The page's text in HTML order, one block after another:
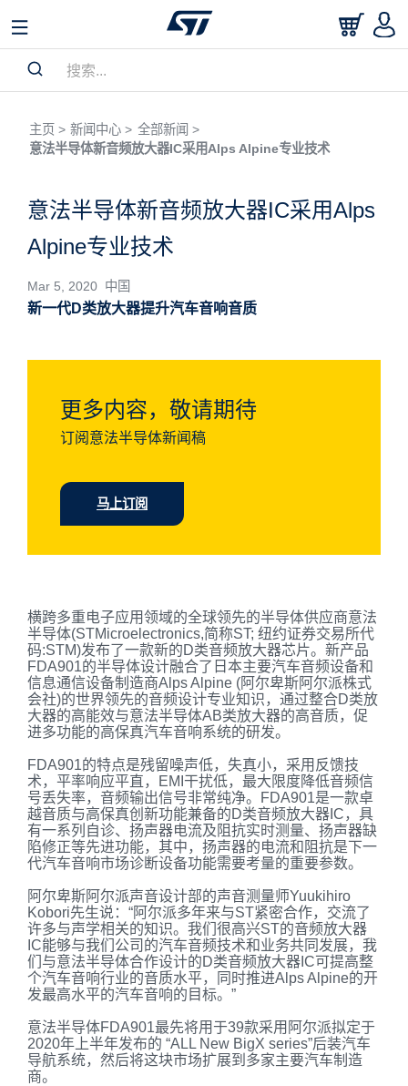
主页 > 新闻中心 > 全部新闻 >
意法半导体新音频放大器IC采用Alps Alpine专业技术
意法半导体新音频放大器IC采用Alps
Alpine专业技术
Mar 5, 2020 中国
新一代D类放大器提升汽车音响音质
更多内容，敬请期待
订阅意法半导体新闻稿
马上订阅
横跨多重电子应用领域的全球领先的半导体供应商意法
半导体(STMicroelectronics,简称ST; 纽约证券交易所代
码:STM)发布了一款新的D类音频放大器芯片。新产品
FDA901的半导体设计融合了日本主要汽车音频设备和
信息通信设备制造商Alps Alpine (阿尔卑斯阿尔派株式
会社)的世界领先的音频设计专业知识，通过整合D类放
大器的高能效与意法半导体AB类放大器的高音质，促
进多功能的高保真汽车音响系统的研发。
FDA901的特点是残留噪声低，失真小， 采用 反馈技
术，平率响应平直， EMI 干扰低，最大限度降低音频信
号丢失率，音频输出信号非常纯净。 FDA901是一款卓
越音质与高保真创新功能兼备的D类音频放大器 IC， 具
有一系列 自诊、 扬声器电流及 阻抗实时测量、 扬声器缺
陷修正等先进功能，其中， 扬声器的电流和 阻抗是下一
代汽车音响市场诊断设备功能需要考量的重要参数。
阿尔卑斯阿尔派声音设计部的声音测量师Yuukihiro
Kobori先生说： “阿尔派多年来与ST紧密合作，交流了
许多与声学相关的知识。 我们很高兴ST的音频放大器
IC能够与我们公司的汽车音频技术和业务共同发展，我
们与意法半导体合作设计的D类音频放大器 IC可提高整
个汽车音响行业的音质水平，同时推进Alps Alpine的开
发最高水平的汽车音响的 目标。 ”
意法半导体FDA901最先将用于39款采用阿尔派拟定于
2020年上半年发布的 “ALL New BigX series”后装汽车
导航系统，然后将这块市场扩展到多家主要汽车制造
商。